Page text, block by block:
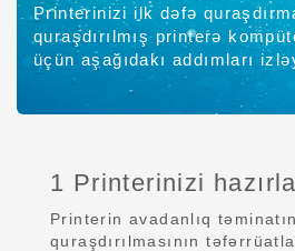
Printerinizi ilk dəfə
quraşdırılmış printerə
üçün aşağıdakı addımları
1 Printerinizi
Printerin avadanlıq
quraşdırılmasının